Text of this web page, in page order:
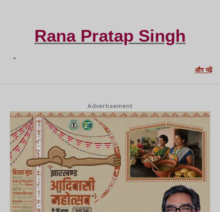
Rana Pratap Singh
-
और पढ़ें
Advertisement